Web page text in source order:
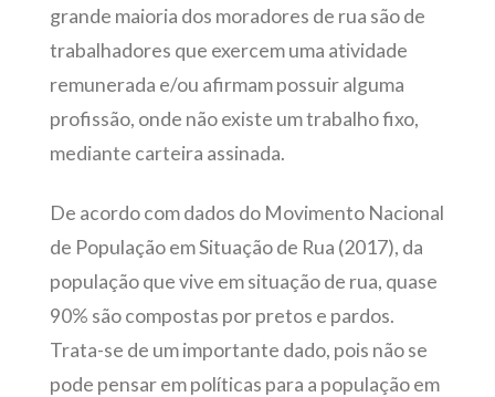
grande maioria dos moradores de rua são de
trabalhadores que exercem uma atividade
remunerada e/ou afirmam possuir alguma
profissão, onde não existe um trabalho fixo,
mediante carteira assinada.
De acordo com dados do Movimento Nacional
de População em Situação de Rua (2017), da
população que vive em situação de rua, quase
90% são compostas por pretos e pardos.
Trata-se de um importante dado, pois não se
pode pensar em políticas para a população em